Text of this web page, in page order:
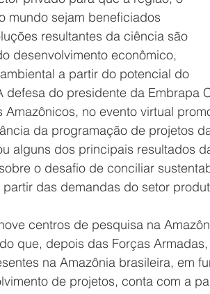
mundo sejam beneficiados
resultantes da ciência são
desenvolvimento econômico,
a partir do potencial do
defesa do presidente da Embrapa
Amazônicos, no evento virtual
da programação de projetos
alguns dos principais resultados
o desafio de conciliar
partir das demandas do setor
centros de pesquisa na
que, depois das Forças
na Amazônia brasileira, em
de projetos, conta com a